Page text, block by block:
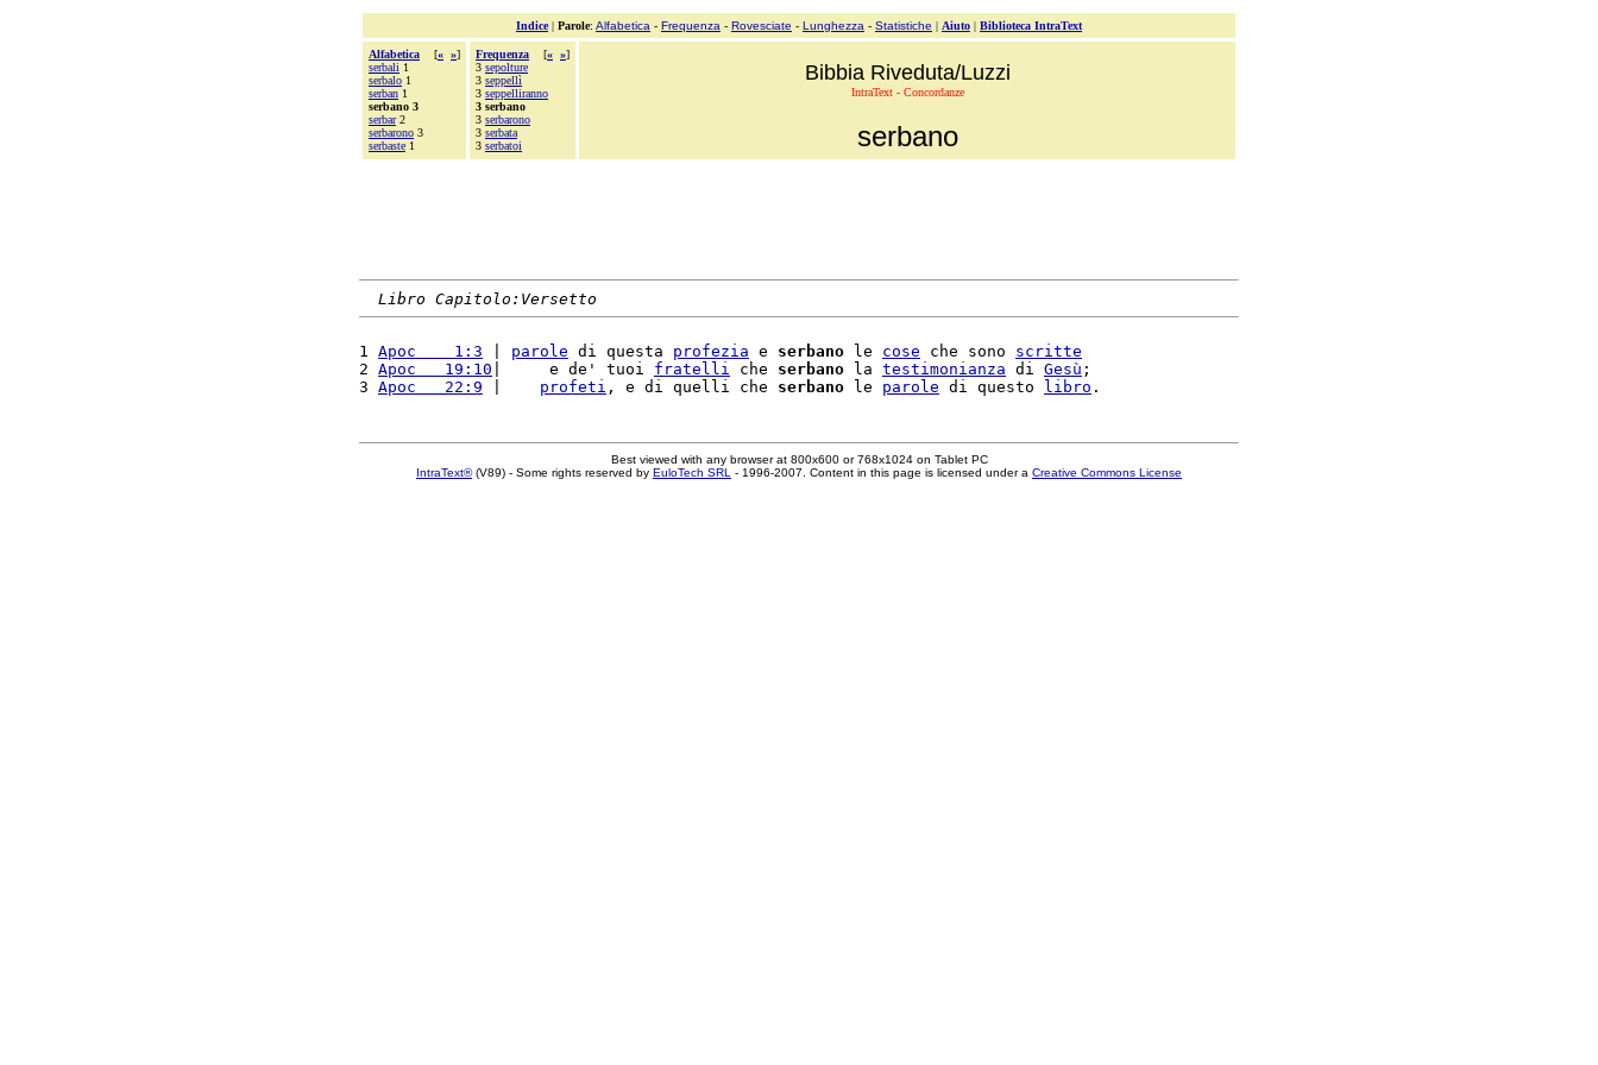
Indice| Parole: Alfabetica - Frequenza - Rovesciate - Lunghezza - Statistiche | Aiuto | Biblioteca IntraText
Alfabetica [« »]
serbali 1
serbalo 1
serban 1
serbano 3
serbar2
serbarono 3
serbaste 1
Frequenza [« »]
3 sepolture
3 seppellì
3 seppelliranno
3 serbano
3 serbarono
3 serbata
3 serbatoi
Bibbia Riveduta/Luzzi
IntraText - Concordanze
serbano
Libro Capitolo:Versetto
1 Apoc    1:3 parole di questa profezia e serbano le cose che sono scritte
2 Apoc   19:10 |     e de' tuoi fratelli che serbano la testimonianza di Gesù ;
3 Apoc   22:9 profeti , e di quelli che serbano le parole di questo libro
Best viewed with any browser at 800x600 or 768x1024 on Tablet PC
IntraText®(V89) - Some rights reserved by EuloTech SRL - 1996-2007. Content in this page is licensed under a Creative Commons License